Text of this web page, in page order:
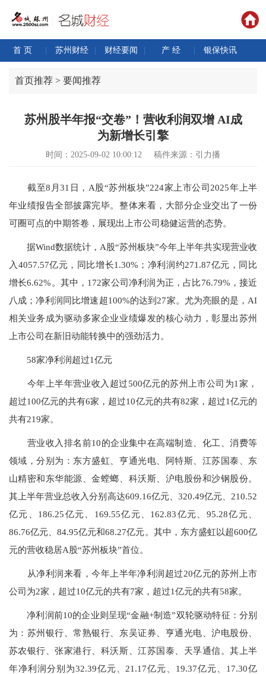
首 页 | 苏州财经 | 财经要闻 | 产 经 | 银保快讯
首页推荐 > 要闻推荐
苏州股半年报“交卷”！营收利润双增 AI成
为新增长引擎
时间：2025-09-02 10:00:12 稿件来源：引力播
截至8月31日，A股“苏州板块”224家上市公司2025年上半
年业绩报告全部披露完毕。整体来看，大部分企业交出了一份
可圈可点的中期答卷，展现出上市公司稳健运营的态势。
据Wind数据统计，A股“苏州板块”今年上半年共实现营业收
入4057.57亿元，同比增长1.30%；净利润约271.87亿元，同比
增长6.62%。其中，172家公司净利润为正，占比76.79%，接近
八成；净利润同比增速超100%的达到27家。尤为亮眼的是，AI
相关业务成为驱动多家企业业绩爆发的核心动力，彰显出苏州
上市公司在新旧动能转换中的强劲活力。
58家净利润超过1亿元
今年上半年营业收入超过500亿元的苏州上市公司为1家，
超过100亿元的共有6家，超过10亿元的共有82家，超过1亿元的
共有219家。
营业收入排名前10的企业集中在高端制造、化工、消费等
领域，分别为：东方盛虹、亨通光电、阿特斯、江苏国泰、东
山精密和东华能源、金螳螂、科沃斯、沪电股份和沙钢股份。
其上半年营业总收入分别高达609.16亿元、320.49亿元、210.52
亿元、186.25亿元、169.55亿元、162.83亿元、95.28亿元、
86.76亿元、84.95亿元和68.27亿元。其中，东方盛虹以超600亿
元的营收稳居A股“苏州板块”首位。
从净利润来看，今年上半年净利润超过20亿元的苏州上市
公司为2家，超过10亿元的共有7家，超过1亿元的共有58家。
净利润前10的企业则呈现“金融+制造”双轮驱动特征：分别
为：苏州银行、常熟银行、东吴证券、亨通光电、沪电股份、
苏农银行、张家港行、科沃斯、江苏国泰、天孚通信。其上半
年净利润分别为32.39亿元、21.17亿元、19.37亿元、17.30亿